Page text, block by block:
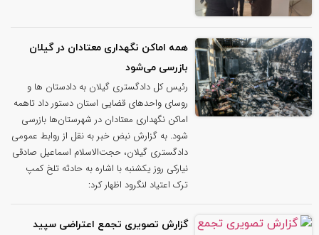
همه اماکن نگهداری معتادان در گیلان
بازرسی می‌شود
رئیس کل دادگستری گیلان به دادستان ها و
روسای واحدهای قضایی استان دستور داد تاهمه
اماکن نگهداری معتادان در شهرستان‌ها بازرسی
شود. به گزارش نبض خبر به نقل از روابط عمومی
دادگستری گیلان، حجت‌الاسلام اسماعیل صادقی
نیارکی روز یکشنبه با اشاره به حادثه تلخ کمپ
ترک اعتیاد لنگرود اظهار کرد:
گزارش تصویری تجمع اعتراضی سپید